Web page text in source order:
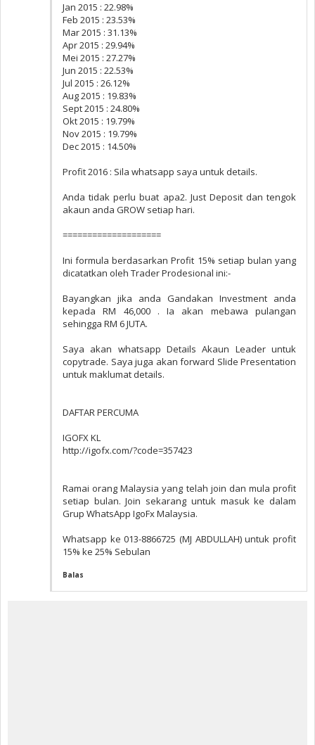
Jan 2015 : 22.98%
Feb 2015 : 23.53%
Mar 2015 : 31.13%
Apr 2015 : 29.94%
Mei 2015 : 27.27%
Jun 2015 : 22.53%
Jul 2015 : 26.12%
Aug 2015 : 19.83%
Sept 2015 : 24.80%
Okt 2015 : 19.79%
Nov 2015 : 19.79%
Dec 2015 : 14.50%
Profit 2016 : Sila whatsapp saya untuk details.
Anda tidak perlu buat apa2. Just Deposit dan tengok
akaun anda GROW setiap hari.
====================
Ini formula berdasarkan Profit 15% setiap bulan yang
dicatatkan oleh Trader Prodesional ini:-
Bayangkan jika anda Gandakan Investment anda
kepada RM 46,000 . Ia akan mebawa pulangan
sehingga RM 6 JUTA.
Saya akan whatsapp Details Akaun Leader untuk
copytrade. Saya juga akan forward Slide Presentation
untuk maklumat details.
DAFTAR PERCUMA
IGOFX KL
http://igofx.com/?code=357423
Ramai orang Malaysia yang telah join dan mula profit
setiap bulan. Join sekarang untuk masuk ke dalam
Grup WhatsApp IgoFx Malaysia.
Whatsapp ke 013-8866725 (MJ ABDULLAH) untuk profit
15% ke 25% Sebulan
Balas